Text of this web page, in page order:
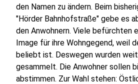
den Namen zu ändern. Beim
"Hörder Bahnhofstraße" gebe es
den Anwohnern. Viele befürchten
Image für ihre Wohngegend, weil
beliebt ist. Deswegen wurden
gesammelt. Die Anwohner sollen
abstimmen. Zur Wahl stehen: